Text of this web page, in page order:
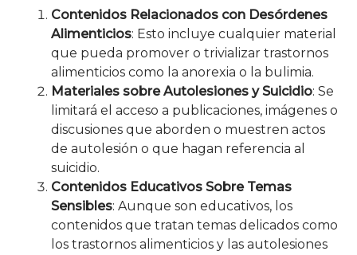
Contenidos Relacionados con Desórdenes
Alimenticios: Esto incluye cualquier material
que pueda promover o trivializar trastornos
alimenticios como la anorexia o la bulimia.
Materiales sobre Autolesiones y Suicidio: Se
limitará el acceso a publicaciones, imágenes o
discusiones que aborden o muestren actos
de autolesión o que hagan referencia al
suicidio.
Contenidos Educativos Sobre Temas
Sensibles: Aunque son educativos, los
contenidos que tratan temas delicados como
los trastornos alimenticios y las autolesiones